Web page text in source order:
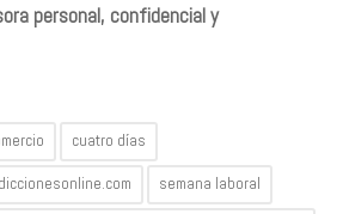
personal, confidencial y
cuatro días
semana laboral